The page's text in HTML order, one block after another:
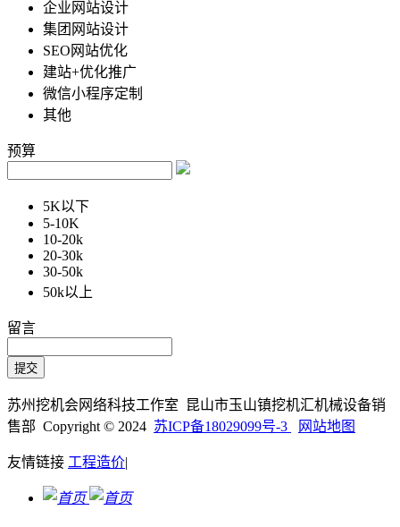
企业网站设计
集团网站设计
SEO网站优化
建站+优化推广
微信小程序定制
其他
预算
5K以下
5-10K
10-20k
20-30k
30-50k
50k以上
留言
苏州挖机会网络科技工作室 昆山市玉山镇挖机汇机械设备销
售部 Copyright © 2024 苏ICP备18029099号-3 网站地图
友情链接 工程造价|